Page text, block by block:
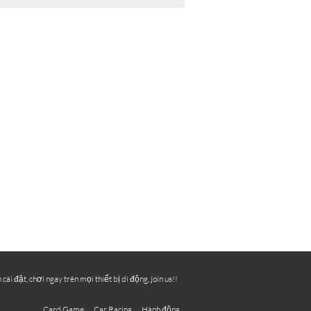
đặt, chơi ngay trên mọi thiết bị di động, join us!!